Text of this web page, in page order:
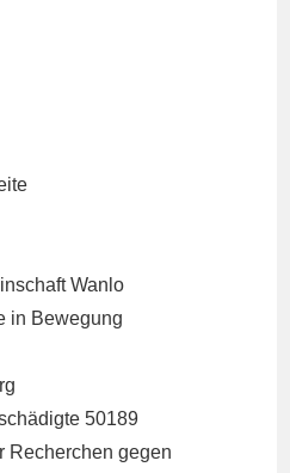
Wanlo
in Bewegung
50189
Recherchen gegen